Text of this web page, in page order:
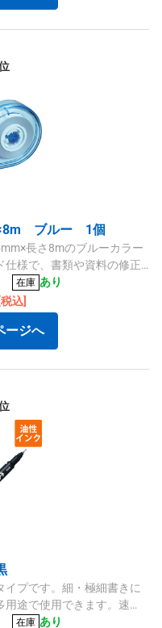
ブルー 1個
長さ8mのブルーカラー
仕様で、書類や資料の修正
在庫 あり
[税込]
ージへ
プです。細・極細書きに
用途で使用できます。速
を採用しています。
在庫 あり